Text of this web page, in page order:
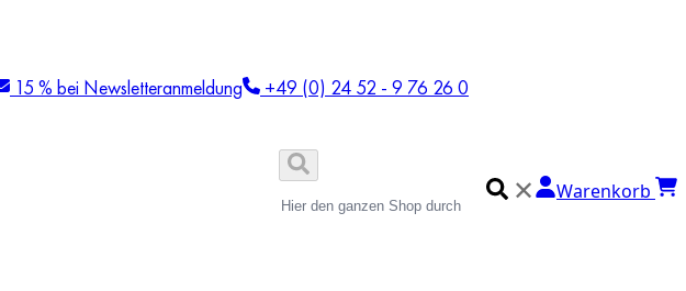
15 % bei Newsletteranmeldung +49 (0) 24 52 - 9 76 26 0
✕ Warenkorb